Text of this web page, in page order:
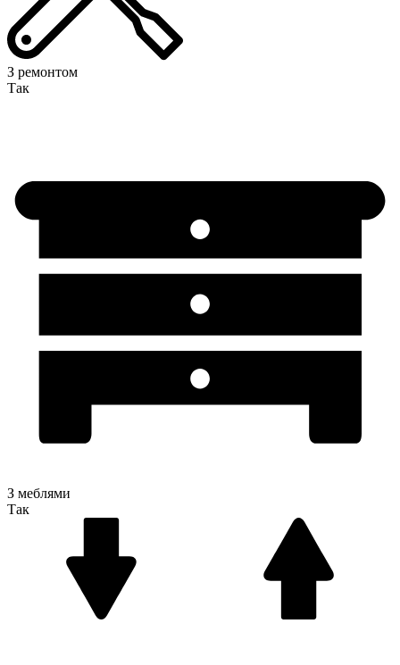
З ремонтом
Так
З меблями
Так